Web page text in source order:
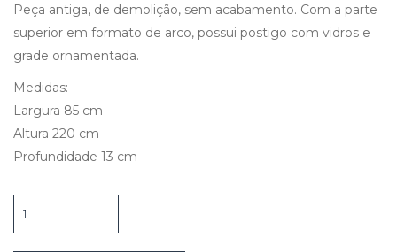
Peça antiga, de demolição, sem acabamento. Com a parte
superior em formato de arco, possui postigo com vidros e
grade ornamentada.
Medidas:
Largura 85 cm
Altura 220 cm
Profundidade 13 cm
de
Ferro